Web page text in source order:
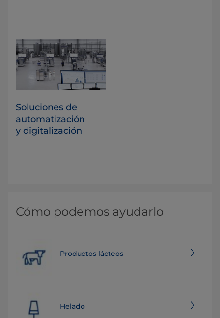
Soluciones de
automatización
y digitalización
Cómo podemos ayudarlo
Productos lácteos
Helado